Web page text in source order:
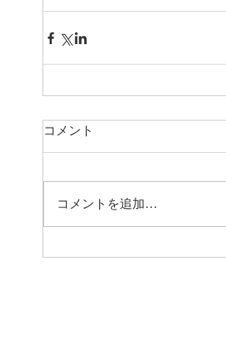
コメント
コメントを追加…